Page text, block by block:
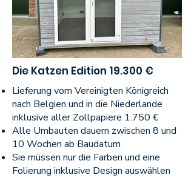
Die Katzen Edition 19.300 €
Lieferung vom Vereinigten Königreich
nach Belgien und in die Niederlande
inklusive aller Zollpapiere 1.750 €
Alle Umbauten dauern zwischen 8 und
10 Wochen ab Baudatum
Sie müssen nur die Farben und eine
Folierung inklusive Design auswählen